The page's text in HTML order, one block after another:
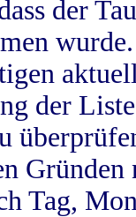
der
der
Tag,